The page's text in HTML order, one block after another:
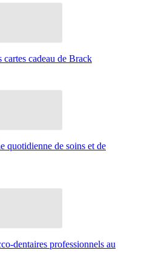
cadeau de Brack
quotidienne de soins et de
dentaires professionnels au